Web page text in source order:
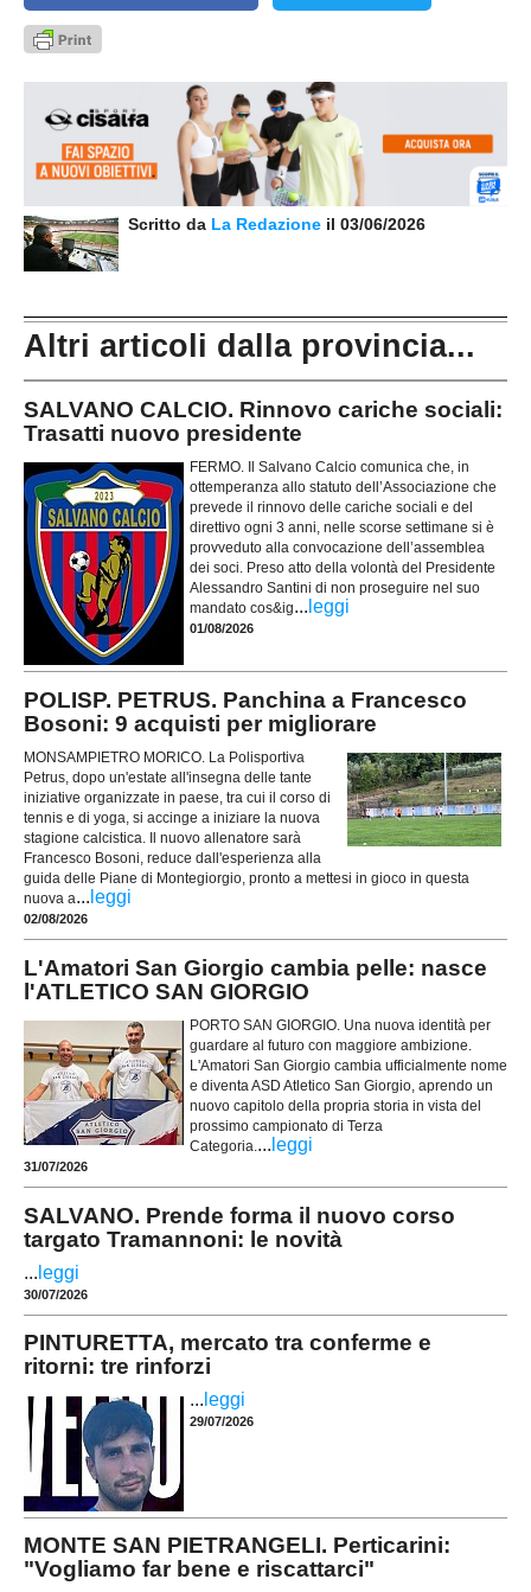
Scritto da La Redazione il 03/06/2026
Altri articoli dalla provincia...
SALVANO CALCIO. Rinnovo cariche sociali:
Trasatti nuovo presidente
FERMO. Il Salvano Calcio comunica che, in
ottemperanza allo statuto dell’Associazione che
prevede il rinnovo delle cariche sociali e del
direttivo ogni 3 anni, nelle scorse settimane si è
provveduto alla convocazione dell’assemblea
dei soci. Preso atto della volontà del Presidente
Alessandro Santini di non proseguire nel suo
mandato cos&ig... leggi
01/08/2026
POLISP. PETRUS. Panchina a Francesco
Bosoni: 9 acquisti per migliorare
MONSAMPIETRO MORICO. La Polisportiva
Petrus, dopo un'estate all'insegna delle tante
iniziative organizzate in paese, tra cui il corso di
tennis e di yoga, si accinge a iniziare la nuova
stagione calcistica. Il nuovo allenatore sarà
Francesco Bosoni, reduce dall'esperienza alla
guida delle Piane di Montegiorgio, pronto a mettesi in gioco in questa
nuova a... leggi
02/08/2026
L'Amatori San Giorgio cambia pelle: nasce
l'ATLETICO SAN GIORGIO
PORTO SAN GIORGIO. Una nuova identità per
guardare al futuro con maggiore ambizione.
L'Amatori San Giorgio cambia ufficialmente nome
e diventa ASD Atletico San Giorgio, aprendo un
nuovo capitolo della propria storia in vista del
prossimo campionato di Terza
Categoria.... leggi
31/07/2026
SALVANO. Prende forma il nuovo corso
targato Tramannoni: le novità
... leggi
30/07/2026
PINTURETTA, mercato tra conferme e
ritorni: tre rinforzi
... leggi
29/07/2026
MONTE SAN PIETRANGELI. Perticarini:
"Vogliamo far bene e riscattarci"